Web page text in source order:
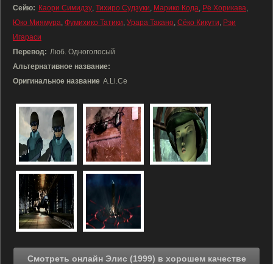
Сейю: Каори Симидзу, Тихиро Судзуки, Марико Кода, Рё Хорикава,
Юко Миямура, Фумихико Татики, Урара Такано, Сёко Кикути, Рэи
Игараси
Перевод: Люб. Одноголосый
Альтернативное название:
Оригинальное название A.Li.Ce
Смотреть онлайн Элис (1999) в хорошем качестве